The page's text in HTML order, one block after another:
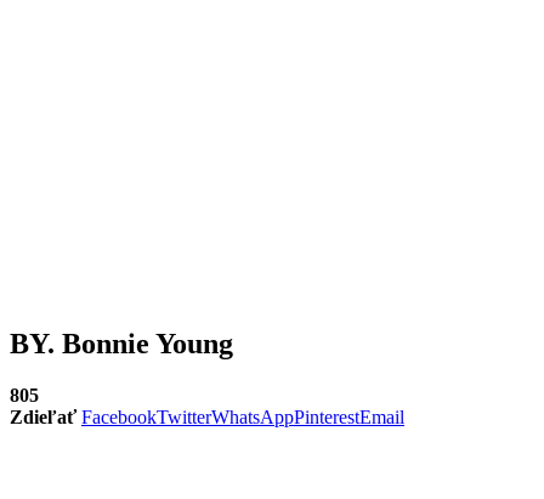
BY. Bonnie Young
805
Zdieľať FacebookTwitterWhatsAppPinterestEmail